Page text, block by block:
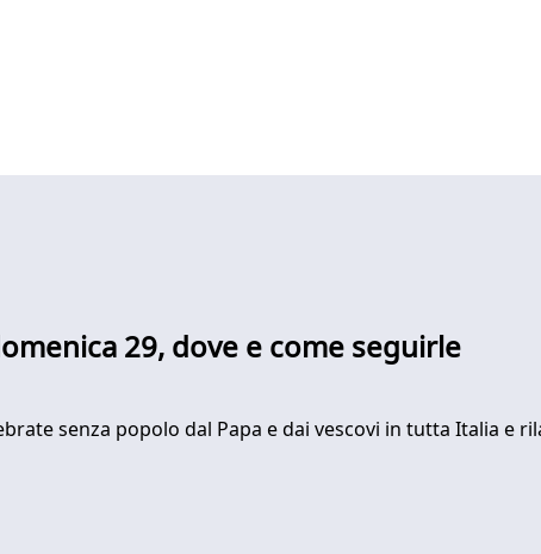
29, dove e come seguirle
senza popolo dal Papa e dai vescovi in tutta Italia e